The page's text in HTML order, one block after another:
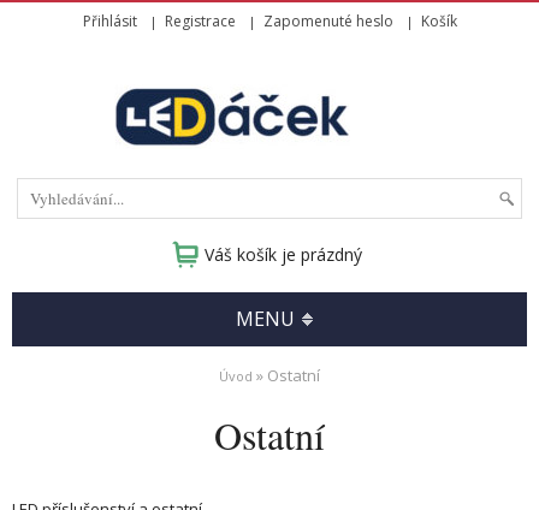
Přihlásit Registrace Zapomenuté heslo Košík
Váš košík je prázdný
MENU
Úvod » Ostatní
Ostatní